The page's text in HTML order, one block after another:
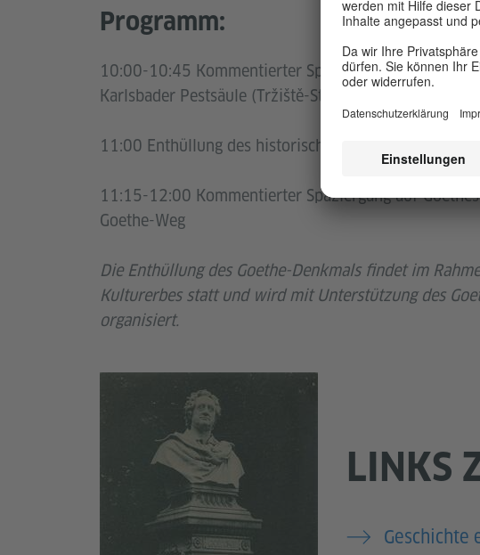
Programm:
10:00-10:45 Kommentierter Spaziergang auf
Karlsbader Pestsäule (Tržiště-Straße)
11:00 Enthüllung des historischen Sockels des
11:15-12:00 Kommentierter Spaziergang auf
Goethe-Weg
Die Enthüllung des Goethe-Denkmals findet im
Kulturerbes statt und wird mit Unterstützung des
organisiert.
LINKS
Geschichte